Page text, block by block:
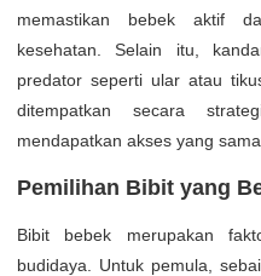
memastikan bebek aktif
kesehatan. Selain itu,
predator seperti ular atau
ditempatkan secara
mendapatkan akses yang sama.
Pemilihan Bibit yang
Bibit bebek merupakan
budidaya. Untuk pemula,